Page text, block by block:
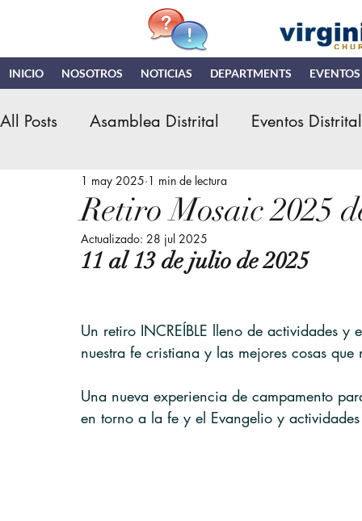
INICIO NOSOTROS NOTICIAS DEPARTMENTS EVENTOS
All Posts Asamblea Distrital Eventos
Retiro de Hombres Instituto Teologico
Asamblea General IDN Ministerio de
Retiro Mosaic 2025
1 may 2025 1 min de lectura
Actualizado: 28 jul 2025
11 al 13 de julio de 2025
Un retiro INCREÍBLE lleno de actividades
nuestra fe cristiana y las mejores cosas
Una nueva experiencia de campamento
en torno a la fe y el Evangelio y